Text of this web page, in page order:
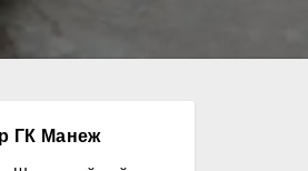
ГК Манеж